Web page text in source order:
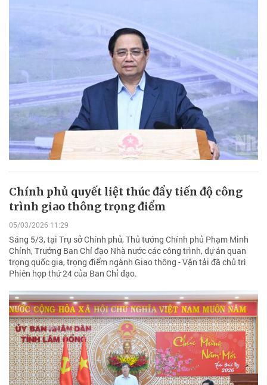
Chính phủ quyết liệt thúc đẩy tiến độ công
trình giao thông trọng điểm
05/03/2026 11:29
Sáng 5/3, tại Trụ sở Chính phủ, Thủ tướng Chính phủ Phạm Minh
Chính, Trưởng Ban Chỉ đạo Nhà nước các công trình, dự án quan
trọng quốc gia, trọng điểm ngành Giao thông - Vận tải đã chủ trì
Phiên họp thứ 24 của Ban Chỉ đạo.